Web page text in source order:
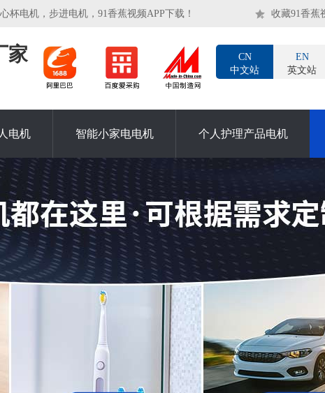
收藏91香蕉
杯电机，步进电机，91香蕉视频APP下载！
家
CN
中文站
EN
英文站
电机 智能小家电电机 个人护理产品电机